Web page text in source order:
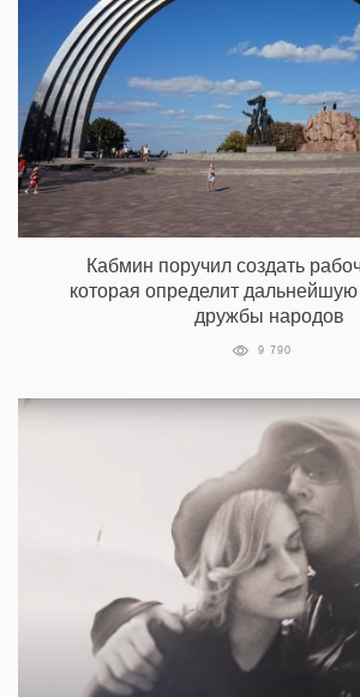
Кабмин поручил создать
которая определит дальнейшую
дружбы народов
9 790